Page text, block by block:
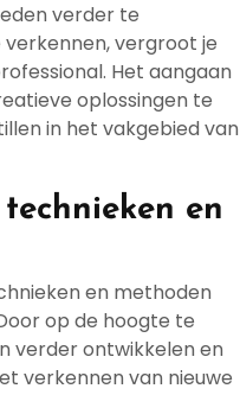
verder te
vergroot je
Het aangaan
oplossingen te
in het vakgebied van
en
en methoden
op de hoogte te
verder ontwikkelen en
verkennen van nieuwe